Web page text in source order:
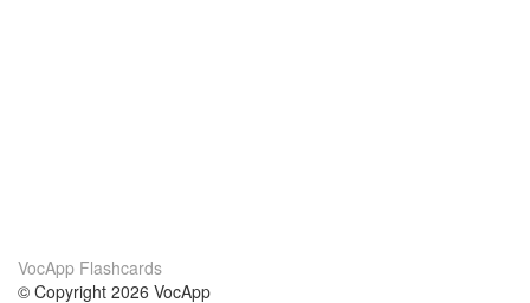
VocApp Flashcards
© Copyright 2026 VocApp